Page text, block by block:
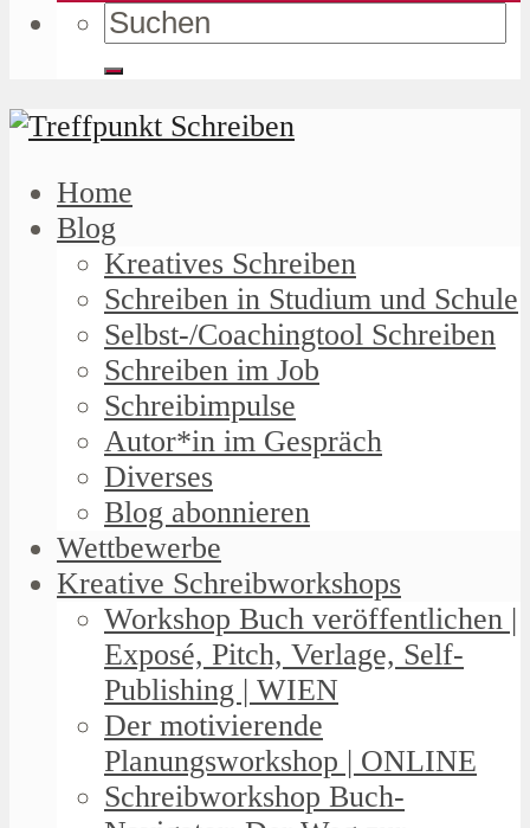
Home
Blog
Kreatives Schreiben
Schreiben in Studium und Schule
Selbst-/Coachingtool Schreiben
Schreiben im Job
Schreibimpulse
Autor*in im Gespräch
Diverses
Blog abonnieren
Wettbewerbe
Kreative Schreibworkshops
Workshop Buch veröffentlichen |
Exposé, Pitch, Verlage, Self-
Publishing | WIEN
Der motivierende
Planungsworkshop | ONLINE
Schreibworkshop Buch-